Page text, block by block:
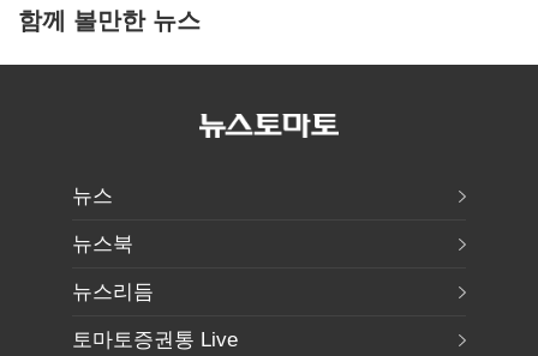
함께 볼만한 뉴스
뉴스
뉴스북
뉴스리듬
토마토증권통 Live